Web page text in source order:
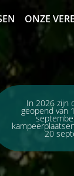
ONZE
In 2026 zijn
geopend van
20